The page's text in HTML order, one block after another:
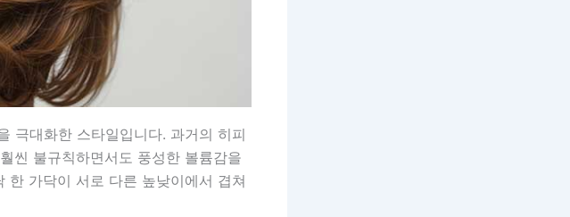
극대화한 스타일입니다. 과거의 히피
씬 불규칙하면서도 풍성한 볼륨감을
한 가닥이 서로 다른 높낮이에서 겹쳐